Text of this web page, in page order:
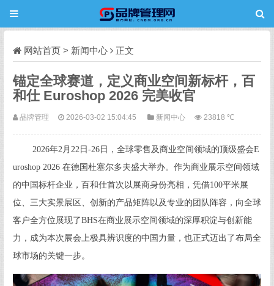
网站首页 > 新闻中心 正文
锚定全球赛道，定义商业空间新标杆，百
和仕 Euroshop 2026 完美收官
品牌管理 2026-03-02 15:04:45 新闻中心 23818 ℃
2026年2月22日-26日，全球零售及商业空间领域的顶级盛会E
uroshop 2026 在德国杜塞尔多夫盛大举办。作为商业展示空间领域
的中国标杆企业，百和仕首次以展商身份亮相，凭借100平米展
位、三大实景展区、创新的产品矩阵以及专业的团队阵容，向全球
客户全方位展现了BHS在商业展示空间领域的深厚积淀与创新能
力，成为本次展会上极具辨识度的中国力量，也正式迈出了布局全
球市场的关键一步。